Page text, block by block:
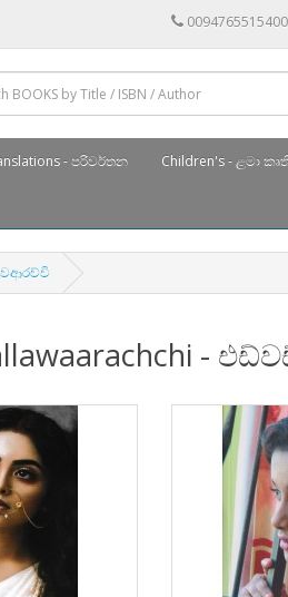
0094765515400
- පරිවර්තන Children's - ළමා
-